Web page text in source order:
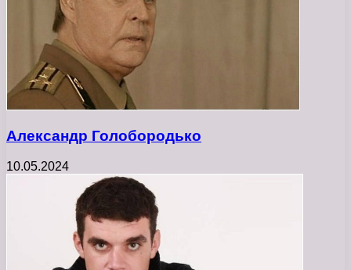
Александр Голобородько
10.05.2024